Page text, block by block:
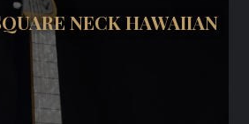
NECK HAWAIIAN